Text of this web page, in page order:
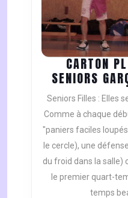
CARTON
SENIORS
Seniors Filles : Elles
Comme à chaque
"paniers faciles
le cercle), une
du froid dans la salle)
le premier quart-
temps